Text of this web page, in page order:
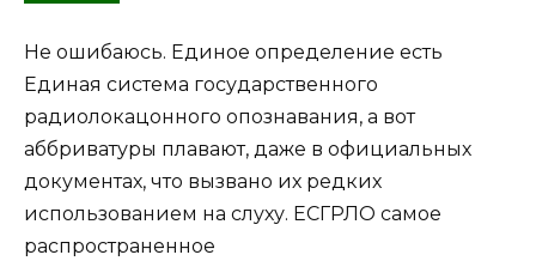
Не ошибаюсь. Единое определение есть
Единая система государственного
радиолокацонного опознавания, а вот
аббриватуры плавают, даже в официальных
документах, что вызвано их редких
использованием на слуху. ЕСГРЛО самое
распространенное